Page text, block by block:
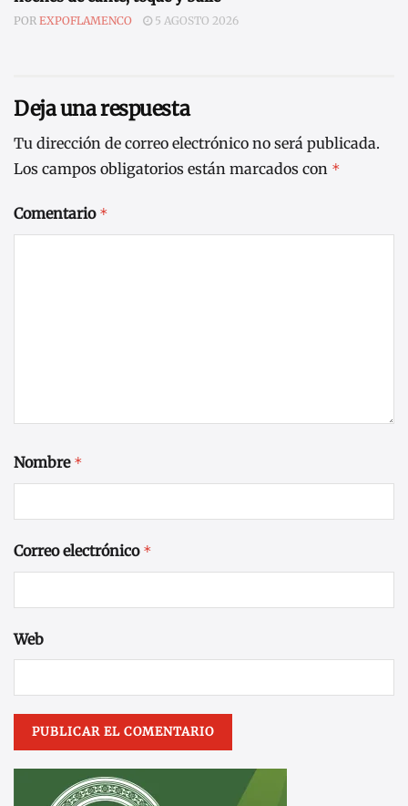
POR EXPOFLAMENCO 5 AGOSTO 2026
Deja una respuesta
Tu dirección de correo electrónico no será publicada.
Los campos obligatorios están marcados con *
Comentario *
Nombre *
Correo electrónico *
Web